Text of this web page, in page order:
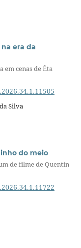
era da
em cenas de Êta
Silva
do meio
de filme de Quentin